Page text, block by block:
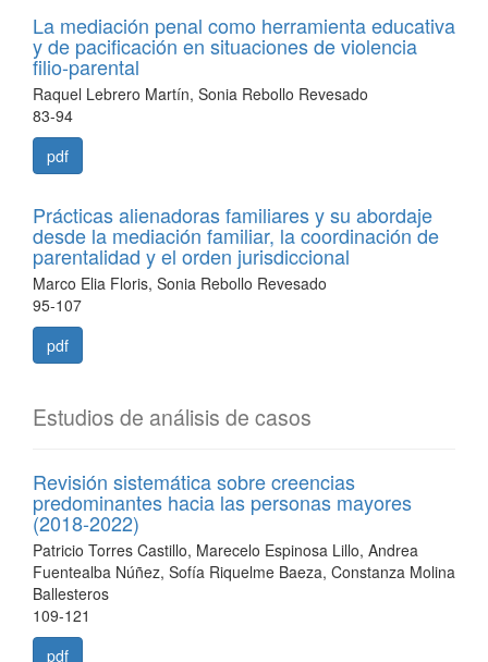
La mediación penal como herramienta educativa
y de pacificación en situaciones de violencia
filio-parental
Raquel Lebrero Martín, Sonia Rebollo Revesado
83-94
pdf
Prácticas alienadoras familiares y su abordaje
desde la mediación familiar, la coordinación de
parentalidad y el orden jurisdiccional
Marco Elia Floris, Sonia Rebollo Revesado
95-107
pdf
Estudios de análisis de casos
Revisión sistemática sobre creencias
predominantes hacia las personas mayores
(2018-2022)
Patricio Torres Castillo, Marecelo Espinosa Lillo, Andrea
Fuentealba Núñez, Sofía Riquelme Baeza, Constanza Molina
Ballesteros
109-121
pdf